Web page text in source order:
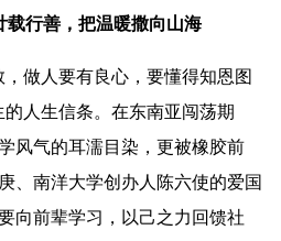
载行善，把温暖撒向山海
做人要有良心，要懂得知恩图
人生信条。在东南亚闯荡期
风气的耳濡目染，更被橡胶前
、南洋大学创办人陈六使的爱国
向前辈学习，以己之力回馈社